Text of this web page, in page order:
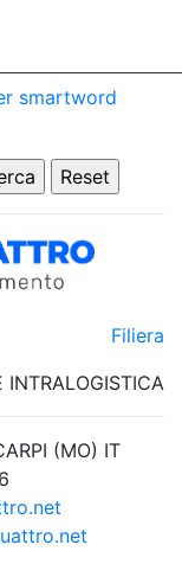
smartword
Filiera
INTRALOGISTICA
(MO) IT